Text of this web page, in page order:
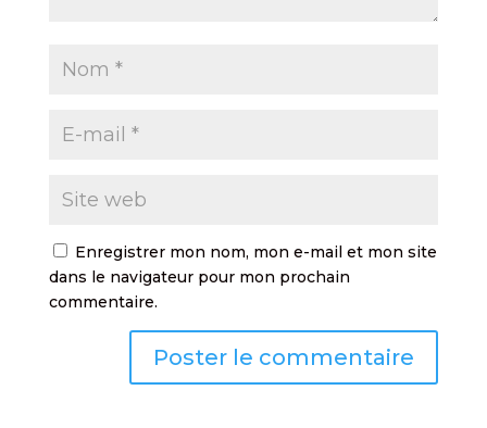
Enregistrer mon nom, mon e-mail et mon site
dans le navigateur pour mon prochain
commentaire.